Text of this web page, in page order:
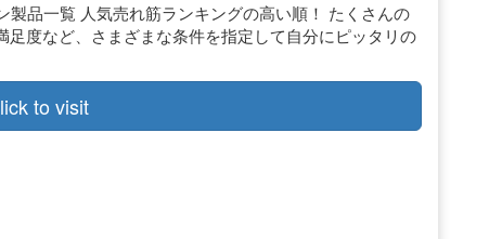
品一覧 人気売れ筋ランキングの高い順！ たくさんの
度など、さまざまな条件を指定して自分にピッタリの
to visit